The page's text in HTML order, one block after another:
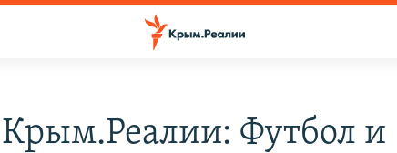
Футбол и